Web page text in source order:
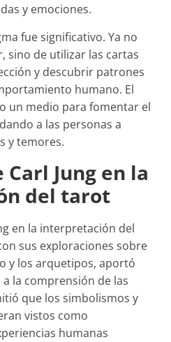
y emociones.
fue significativo. Ya no
sino de utilizar las cartas
y descubrir patrones
humano. El
un medio para fomentar el
a las personas a
y temores.
Jung en la
del tarot
en la interpretación del
sus exploraciones sobre
y los arquetipos, aportó
la comprensión de las
que los simbolismos y
vistos como
humanas